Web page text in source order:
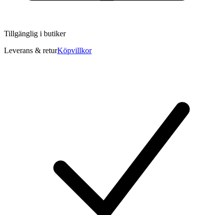
Tillgänglig i butiker
Leverans & returKöpvillkor